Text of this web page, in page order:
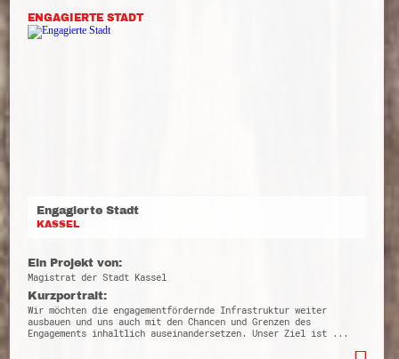
ENGAGIERTE STADT
Engagierte Stadt
KASSEL
Ein Projekt von:
Magistrat der Stadt Kassel
Kurzportrait:
Wir möchten die engagementfördernde Infrastruktur weiter
ausbauen und uns auch mit den Chancen und Grenzen des
Engagements inhaltlich auseinandersetzen. Unser Ziel ist ...